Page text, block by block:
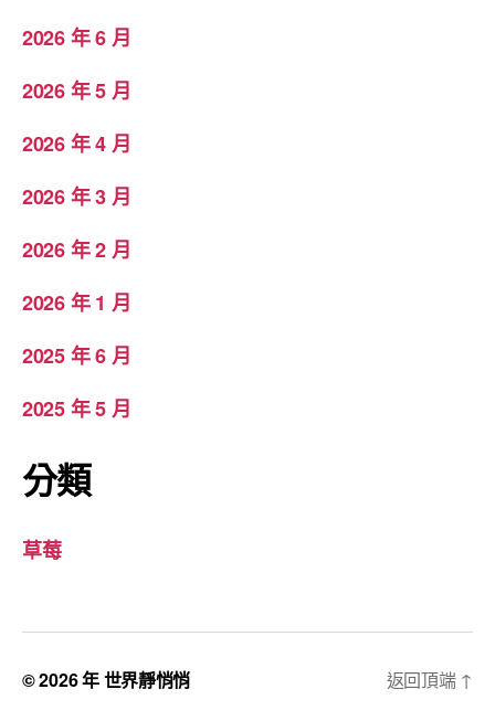
2026 年 6 月
2026 年 5 月
2026 年 4 月
2026 年 3 月
2026 年 2 月
2026 年 1 月
2025 年 6 月
2025 年 5 月
分類
草莓
© 2026 年世界靜悄悄 返回頂端 ↑